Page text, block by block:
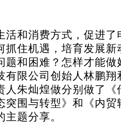
活和消费方式，促进了
抓住机遇，培育发展
题和困难？怎样才能
有限公司创始人林鹏翔
人朱灿煌做分别做了
突围与转型》和《内贸
题分享。